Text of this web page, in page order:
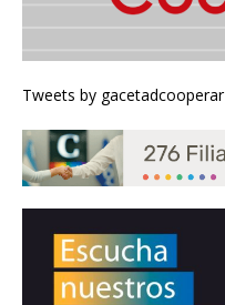
Tweets by gacetadcooperar